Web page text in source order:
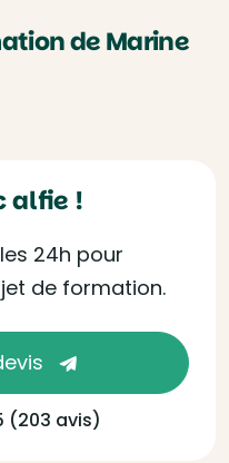
de Marine
alfie !
24h pour
de formation.
(203 avis)